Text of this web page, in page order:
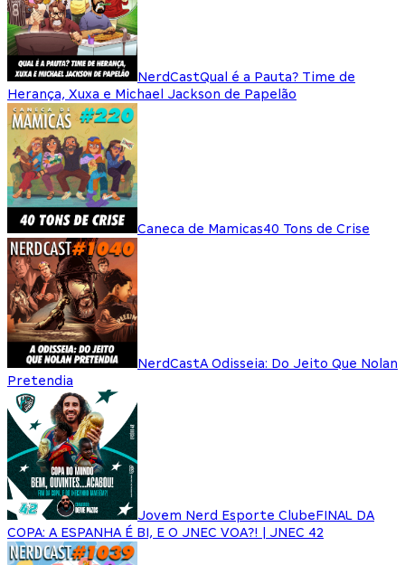
NerdCastQual é a Pauta? Time de
Herança, Xuxa e Michael Jackson de Papelão
Caneca de Mamicas40 Tons de Crise
NerdCastA Odisseia: Do Jeito Que Nolan
Pretendia
Jovem Nerd Esporte ClubeFINAL DA
COPA: A ESPANHA É BI, E O JNEC VOA?! | JNEC 42